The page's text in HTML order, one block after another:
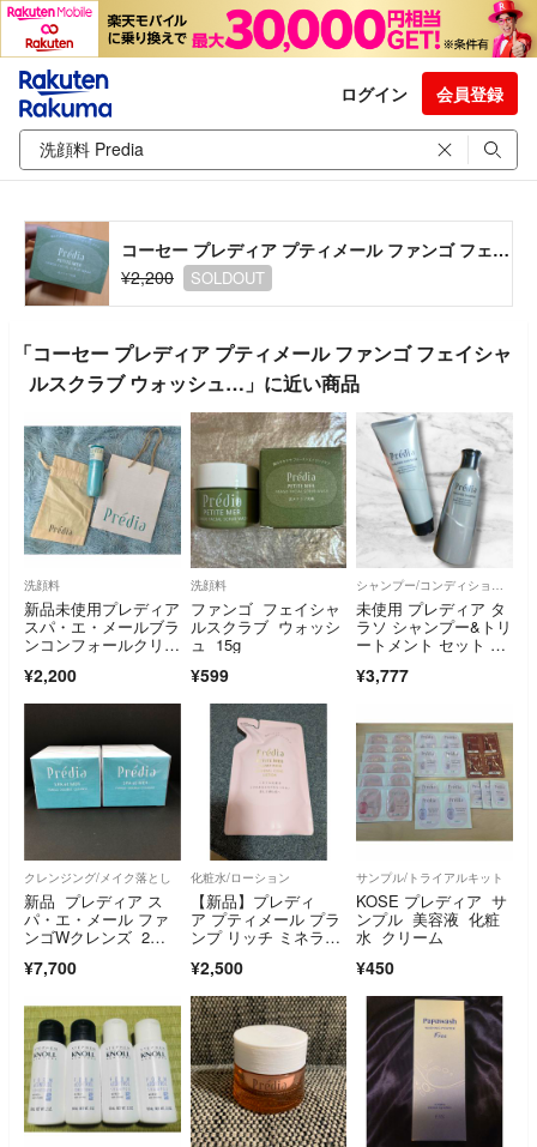
ログイン 会員登録
コーセー プレディア プティメール ファンゴ フェイシャルスクラブ ウォッシュ…
¥2,200
SOLDOUT
「コーセー プレディア プティメール ファンゴ フェイシャ
ルスクラブ ウォッシュ…」に近い商品
洗顔料
新品未使用プレディア
スパ・エ・メールブラ
ンコンフォールクリア
¥2,200
洗顔料
ファンゴ フェイシャ
ルスクラブ ウォッシ
ュ 15g
¥599
シャンプー/コンディショナーセット
未使用 プレディア タ
ラソ シャンプー&トリ
ートメント セット ヘ
¥3,777
クレンジング/メイク落とし
新品 プレディア ス
パ・エ・メール ファ
ンゴWクレンズ 2
¥7,700
化粧水/ローション
【新品】プレディ
ア プティメール プラ
ンプ リッチ ミネラル
¥2,500
サンプル/トライアルキット
KOSE プレディア サ
ンプル 美容液 化粧
水 クリーム
¥450